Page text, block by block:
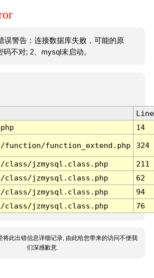
误警告：连接数据库失败，可能的原
码不对; 2、mysql未启动。
Line
14
function/function_extend.php 324
class/jzmysql.class.php
211
class/jzmysql.class.php
62
class/jzmysql.class.php
94
class/jzmysql.class.php 76
将此出错信息详细记录, 由此给您带来的访问不便我
们深感歉意.